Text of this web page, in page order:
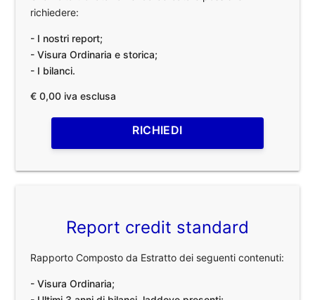
richiedere:
- I nostri report;
- Visura Ordinaria e storica;
- I bilanci.
€ 0,00 iva esclusa
RICHIEDI
Report credit standard
Rapporto Composto da Estratto dei seguenti contenuti:
- Visura Ordinaria;